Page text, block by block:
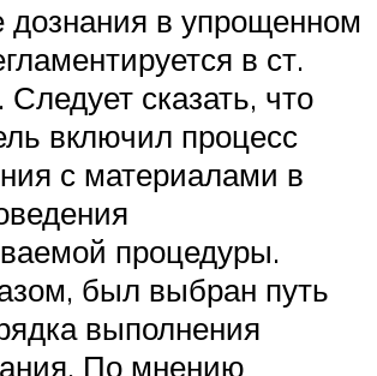
дознания в упрощенном
в ст.
сказать, что
включил процесс
с материалами в
процедуры.
был выбран путь
выполнения
По мнению